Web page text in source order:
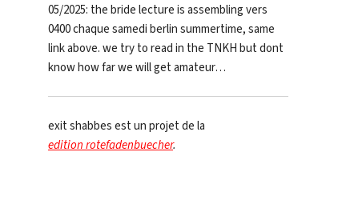
05/2025: the bride lecture is assembling vers
0400 chaque samedi berlin summertime, same
link above. we try to read in the TNKH but dont
know how far we will get amateur…
exit shabbes est un projet de la
edition rotefadenbuecher.